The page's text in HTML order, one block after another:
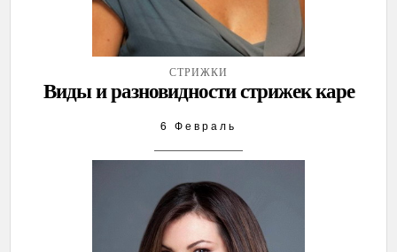
СТРИЖКИ
Виды и разновидности стрижек каре
6 Февраль